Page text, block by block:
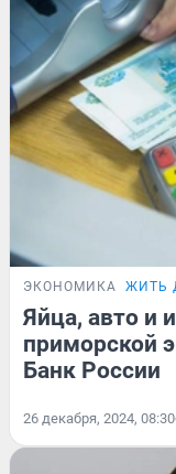
ЭКОНОМИКА ЖИТЬ
Яйца, авто и
приморской
Банк России
26 декабря, 2024, 08:30